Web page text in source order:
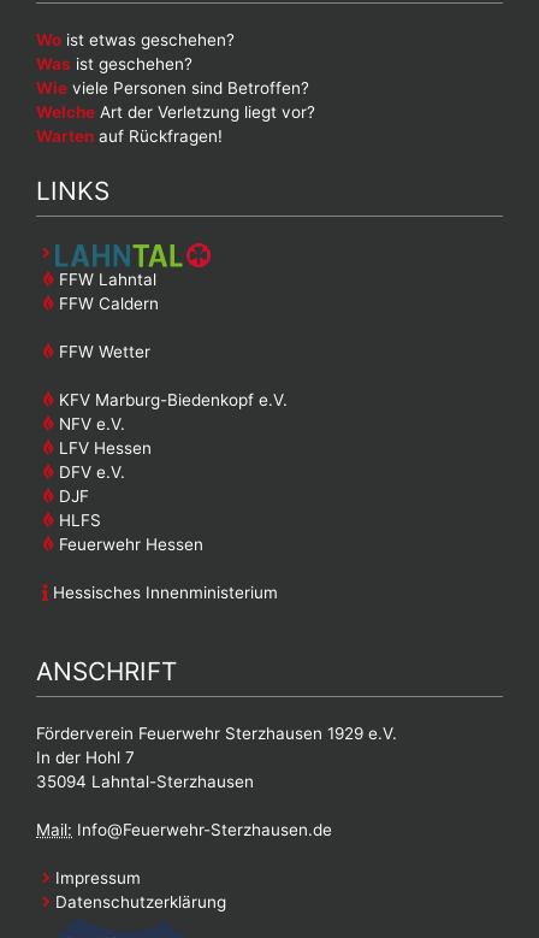
Wo ist etwas geschehen?
Was ist geschehen?
Wie viele Personen sind Betroffen?
Welche Art der Verletzung liegt vor?
Warten auf Rückfragen!
LINKS
FFW Lahntal
FFW Caldern
FFW Wetter
KFV Marburg-Biedenkopf e.V.
NFV e.V.
LFV Hessen
DFV e.V.
DJF
HLFS
Feuerwehr Hessen
Hessisches Innenministerium
ANSCHRIFT
Förderverein Feuerwehr Sterzhausen 1929 e.V.
In der Hohl 7
35094 Lahntal-Sterzhausen
Mail: Info@Feuerwehr-Sterzhausen.de
Impressum
Datenschutzerklärung